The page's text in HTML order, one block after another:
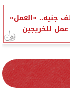
تصل لـ20 ألف جنيه.. «العمل»
للخريجين